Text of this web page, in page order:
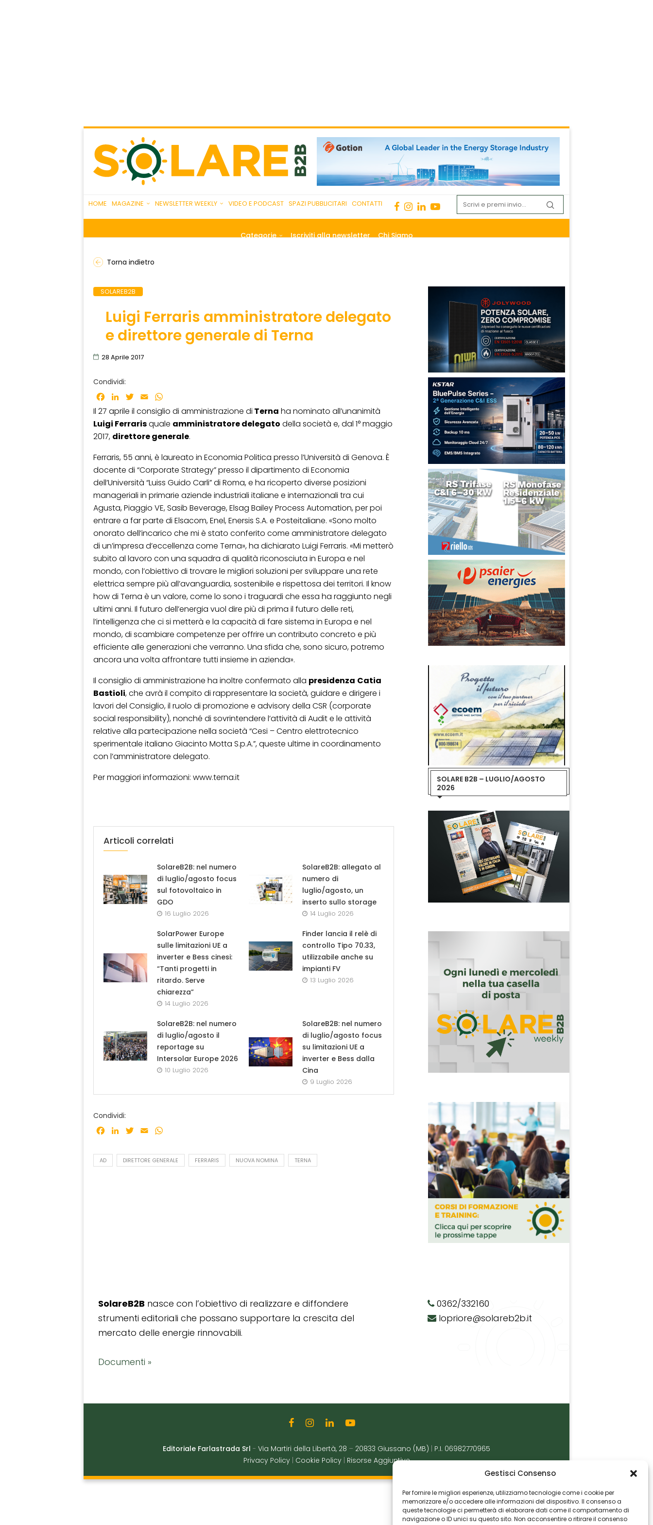
Gestisci Consenso
Per fornire le migliori esperienze, utilizziamo tecnologie come i cookie per
memorizzare e/o accedere alle informazioni del dispositivo. Il consenso a
queste tecnologie ci permetterà di elaborare dati come il comportamento di
navigazione o ID unici su questo sito. Non acconsentire o ritirare il consenso
HOME MAGAZINE NEWSLETTER WEEKLY VIDEO E PODCAST SPAZI PUBBLICITARI CONTATTI
Categorie Iscriviti alla newsletter Chi Siamo
Torna indietro
SOLAREB2B
Luigi Ferraris amministratore delegato
e direttore generale di Terna
28 Aprile 2017
Condividi:
Facebook
LinkedInTwitter
Email
Il 27 aprile il consiglio di amministrazione di Terna ha nominato all’unanimità
Luigi Ferrarisquale amministratore delegato della società e, dal 1° maggio
2017, direttore generale.
Ferraris, 55 anni, è laureato in Economia Politica presso l’Università di Genova. È
docente di “Corporate Strategy” presso il dipartimento di Economia
dell’Università “Luiss Guido Carli” di Roma, e ha ricoperto diverse posizioni
manageriali in primarie aziende industriali italiane e internazionali tra cui
Agusta, Piaggio VE, Sasib Beverage, Elsag Bailey Process Automation, per poi
entrare a far parte di Elsacom, Enel, Enersis S.A. e Posteitaliane. «Sono molto
onorato dell’incarico che mi è stato conferito come amministratore delegato
di un’impresa d’eccellenza come Terna», ha dichiarato Luigi Ferraris. «Mi metterò
subito al lavoro con una squadra di qualità riconosciuta in Europa e nel
mondo, con l’obiettivo di trovare le migliori soluzioni per sviluppare una rete
elettrica sempre più all’avanguardia, sostenibile e rispettosa dei territori. Il know
how di Terna è un valore, come lo sono i traguardi che essa ha raggiunto negli
ultimi anni. Il futuro dell’energia vuol dire più di prima il futuro delle reti,
l’intelligenza che ci si metterà e la capacità di fare sistema in Europa e nel
mondo, di scambiare competenze per offrire un contributo concreto e più
efficiente alle generazioni che verranno. Una sfida che, sono sicuro, potremo
ancora una volta affrontare tutti insieme in azienda».
Il consiglio di amministrazione ha inoltre confermato alla presidenza Catia
Bastioli, che avrà il compito di rappresentare la società, guidare e dirigere i
lavori del Consiglio, il ruolo di promozione e advisory della CSR (corporate
social responsibility), nonché di sovrintendere l’attività di Audit e le attività
relative alla partecipazione nella società “Cesi – Centro elettrotecnico
sperimentale italiano Giacinto Motta S.p.A.”, queste ultime in coordinamento
con l’amministratore delegato.
Per maggiori informazioni: www.terna.it
Articoli correlati
SolareB2B: nel numero
di luglio/agosto focus
sul fotovoltaico in
GDO
16 Luglio 2026
SolareB2B: allegato al
numero di
luglio/agosto, un
inserto sullo storage
14 Luglio 2026
SolarPower Europe
sulle limitazioni UE a
inverter e Bess cinesi:
“Tanti progetti in
ritardo. Serve
chiarezza”
14 Luglio 2026
Finder lancia il relè di
controllo Tipo 70.33,
utilizzabile anche su
impianti FV
13 Luglio 2026
SolareB2B: nel numero
di luglio/agosto il
reportage su
Intersolar Europe 2026
10 Luglio 2026
SolareB2B: nel numero
di luglio/agosto focus
su limitazioni UE a
inverter e Bess dalla
Cina
9 Luglio 2026
Condividi:
Facebook
LinkedInTwitter
Email
AD DIRETTORE GENERALE FERRARIS NUOVA NOMINA TERNA
SOLARE B2B – LUGLIO/AGOSTO
2026
SolareB2B nasce con l’obiettivo di realizzare e diffondere
strumenti editoriali che possano supportare la crescita del
mercato delle energie rinnovabili.
Documenti »
0362/332160
lopriore@solareb2b.it
Editoriale Farlastrada Srl - Via Martiri della Libertà, 28 – 20833 Giussano (MB)
P.I. 06982770965
Privacy Policy
Cookie Policy Risorse Aggiuntive